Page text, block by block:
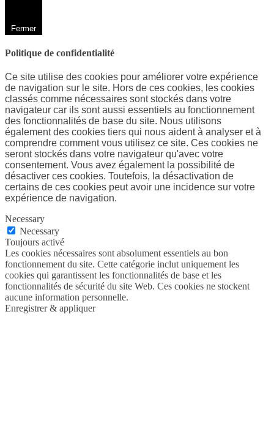
Fermer
Politique de confidentialité
Ce site utilise des cookies pour améliorer votre expérience
de navigation sur le site. Hors de ces cookies, les cookies
classés comme nécessaires sont stockés dans votre
navigateur car ils sont aussi essentiels au fonctionnement
des fonctionnalités de base du site. Nous utilisons
également des cookies tiers qui nous aident à analyser et à
comprendre comment vous utilisez ce site. Ces cookies ne
seront stockés dans votre navigateur qu'avec votre
consentement. Vous avez également la possibilité de
désactiver ces cookies. Toutefois, la désactivation de
certains de ces cookies peut avoir une incidence sur votre
expérience de navigation.
Necessary
Necessary
Toujours activé
Les cookies nécessaires sont absolument essentiels au bon
fonctionnement du site. Cette catégorie inclut uniquement les
cookies qui garantissent les fonctionnalités de base et les
fonctionnalités de sécurité du site Web. Ces cookies ne stockent
aucune information personnelle.
Enregistrer & appliquer